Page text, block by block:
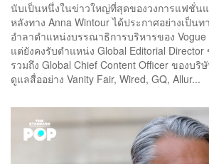
นับเป็นหนึ่งในข่าวใหญ่ที่สุดของวงการแฟชั่น
หลังทาง Anna Wintour ได้ประกาศอย่างเป็นท
อำลาตำแหน่งบรรณาธิการบริหารของ Vogue
แต่ยังคงรับตำแหน่ง Global Editorial Director
รวมถึง Global Chief Content Officer ของบริ
ดูแลสื่ออย่าง Vanity Fair, Wired, GQ, Allur...